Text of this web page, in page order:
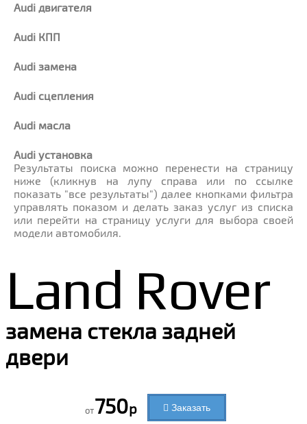
Audi двигателя
Audi КПП
Audi замена
Audi сцепления
Audi масла
Audi установка
Результаты поиска можно перенести на страницу
ниже (кликнув на лупу справа или по ссылке
показать "все результаты") далее кнопками фильтра
управлять показом и делать заказ услуг из списка
или перейти на страницу услуги для выбора своей
модели автомобиля.
Land Rover
замена стекла задней
двери
от750р Заказать